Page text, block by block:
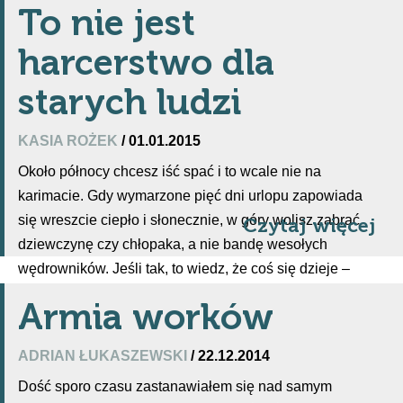
To nie jest
harcerstwo dla
starych ludzi
KASIA ROŻEK / 01.01.2015
Około północy chcesz iść spać i to wcale nie na
karimacie. Gdy wymarzone pięć dni urlopu zapowiada
się wreszcie ciepło i słonecznie, w góry wolisz zabrać
dziewczynę czy chłopaka, a nie bandę wesołych
wędrowników. Jeśli tak, to wiedz, że coś się dzieje –
Czytaj więcej
Armia worków
ADRIAN ŁUKASZEWSKI / 22.12.2014
Dość sporo czasu zastanawiałem się nad samym